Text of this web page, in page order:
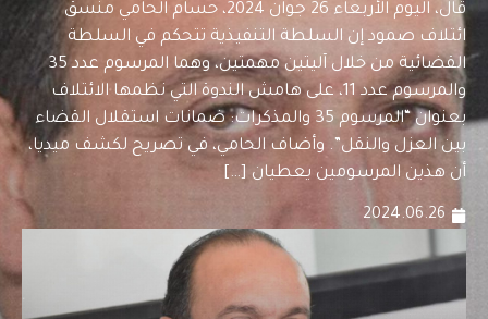
قال، اليوم الأربعاء 26 جوان 2024، حسام الحامي منسق
ائتلاف صمود إن السلطة التنفيذية تتحكم في السلطة
القضائية من خلال آليتين مهمتين، وهما المرسوم عدد 35
والمرسوم عدد 11، على هامش الندوة التي نظمها الائتلاف
بعنوان “المرسوم 35 والمذكرات: ضمانات استقلال القضاء
بين العزل والنقل”. وأضاف الحامي، في تصريح لكشف ميديا،
أن هذين المرسومين يعطيان […]
2024.06.26